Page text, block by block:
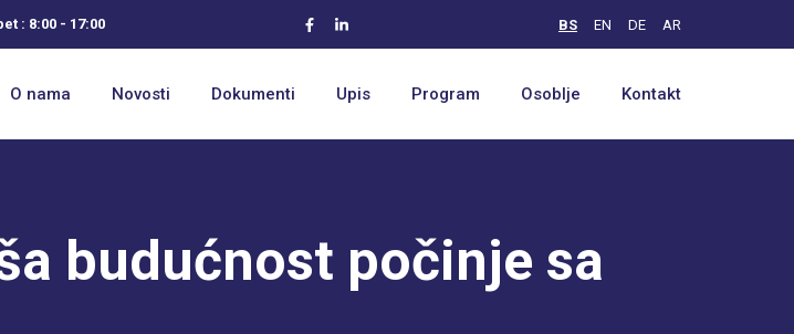
: 8:00 - 17:00 BS EN DE AR
O nama Novosti Dokumenti Upis Program Osoblje Kontakt
budućnost počinje sa